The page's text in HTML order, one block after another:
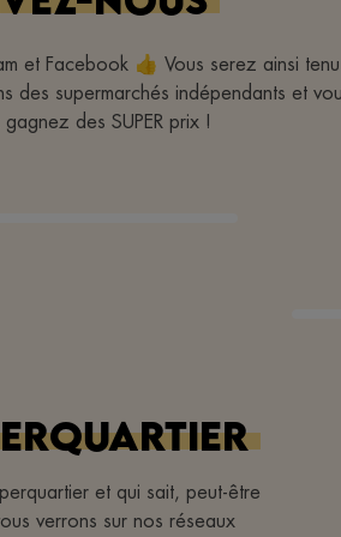
et Facebook 👍 Vous serez ainsi tenu
des supermarchés indépendants et
des SUPER prix !
et qui sait, peut-être
verrons sur nos réseaux